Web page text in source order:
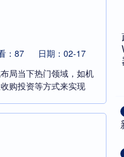
：87
日期：02-17
局当下热门领域，如机
购投资等方式来实现